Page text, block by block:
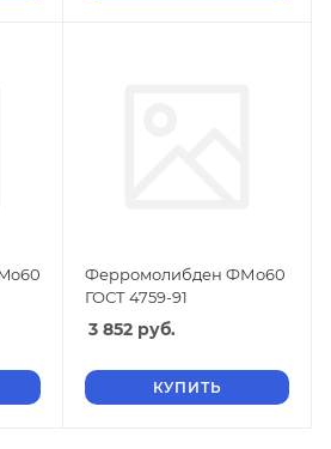
Ферромолибден ФМо60
ГОСТ 4759-91
3 852 руб.
КУПИТЬ